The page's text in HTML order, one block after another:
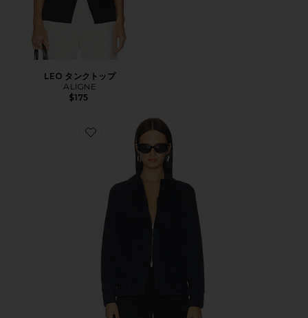
LEO タンクトップ
ALIGNE
$175
Favorite TILLY デニムジップジャケット